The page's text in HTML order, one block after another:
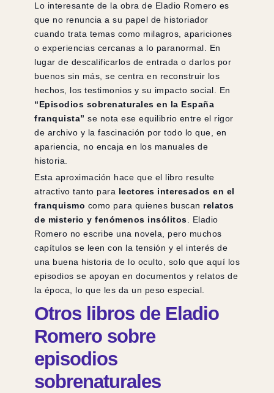
Lo interesante de la obra de Eladio Romero es
que no renuncia a su papel de historiador
cuando trata temas como milagros, apariciones
o experiencias cercanas a lo paranormal. En
lugar de descalificarlos de entrada o darlos por
buenos sin más, se centra en reconstruir los
hechos, los testimonios y su impacto social. En
“Episodios sobrenaturales en la España
franquista” se nota ese equilibrio entre el rigor
de archivo y la fascinación por todo lo que, en
apariencia, no encaja en los manuales de
historia.
Esta aproximación hace que el libro resulte
atractivo tanto para lectores interesados en el
franquismo como para quienes buscan relatos
de misterio y fenómenos insólitos . Eladio
Romero no escribe una novela, pero muchos
capítulos se leen con la tensión y el interés de
una buena historia de lo oculto, solo que aquí los
episodios se apoyan en documentos y relatos de
la época, lo que les da un peso especial.
Otros libros de Eladio
Romero sobre
episodios
sobrenaturales